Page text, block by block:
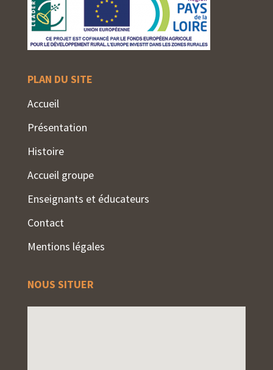
PLAN DU SITE
Accueil
Présentation
Histoire
Accueil groupe
Enseignants et éducateurs
Contact
Mentions légales
NOUS SITUER